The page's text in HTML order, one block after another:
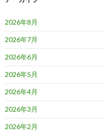
2026年8月
2026年7月
2026年6月
2026年5月
2026年4月
2026年3月
2026年2月